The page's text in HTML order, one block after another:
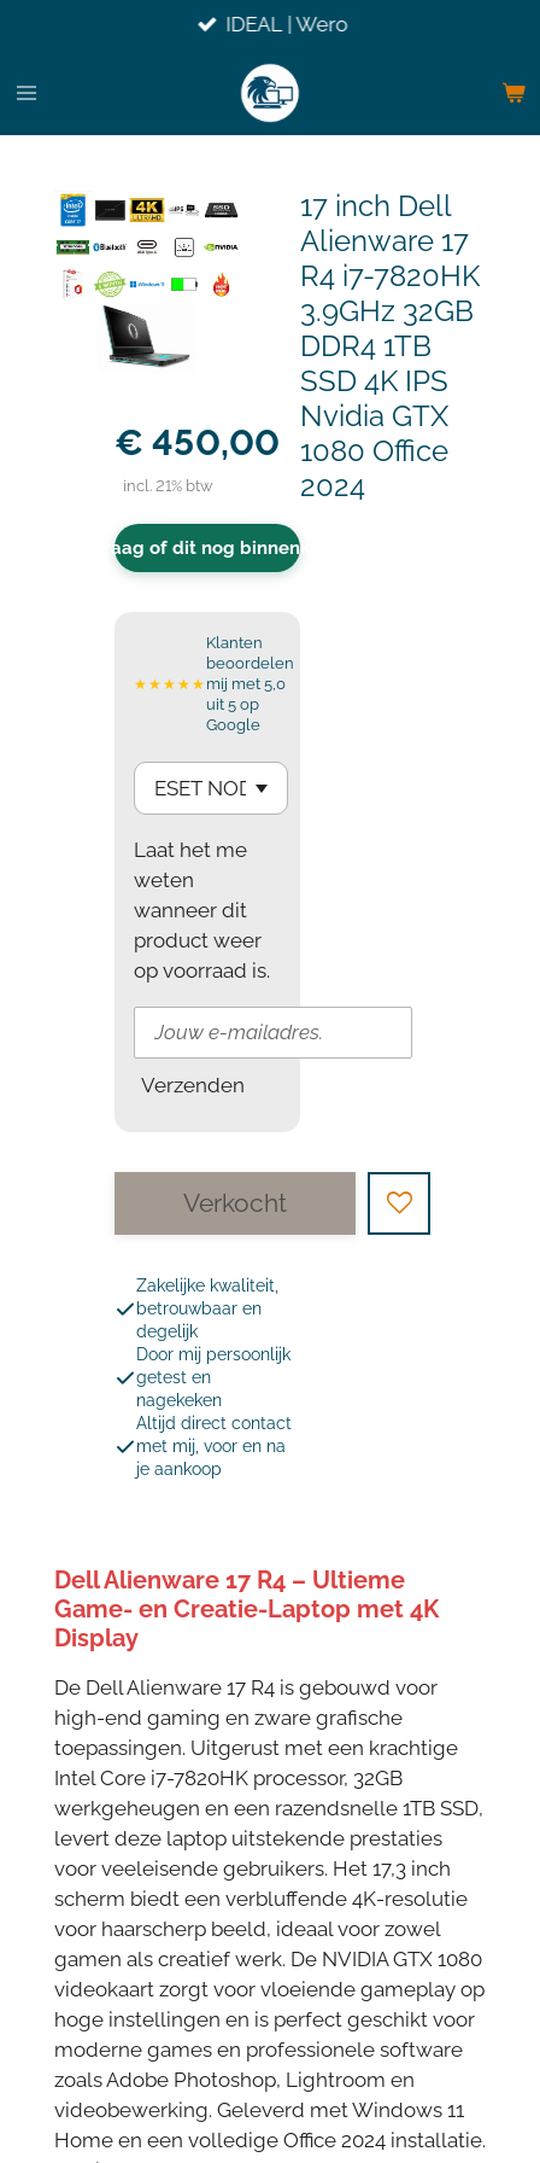
naar
IDEAL | Wero
17 inch Dell
Alienware 17
R4 i7-7820HK
3.9GHz 32GB
DDR4 1TB
SSD 4K IPS
Nvidia GTX
1080 Office
2024
€ 450,00
incl. 21% btw
Vraag of dit nog binnenkomt
★★★★★
Klanten
beoordelen
mij met 5,0
uit 5 op
Google
Laat het me
weten
wanneer dit
product weer
op voorraad is.
Verzenden
Verkocht
Zakelijke kwaliteit,
betrouwbaar en
degelijk
Door mij persoonlijk
getest en
nagekeken
Altijd direct contact
met mij, voor en na
je aankoop
Dell Alienware 17 R4 – Ultieme
Game- en Creatie-Laptop met 4K
Display
De Dell Alienware 17 R4 is gebouwd voor
high-end gaming en zware grafische
toepassingen. Uitgerust met een krachtige
Intel Core i7-7820HK processor, 32GB
werkgeheugen en een razendsnelle 1TB SSD,
levert deze laptop uitstekende prestaties
voor veeleisende gebruikers. Het 17,3 inch
scherm biedt een verbluffende 4K-resolutie
voor haarscherp beeld, ideaal voor zowel
gamen als creatief werk. De NVIDIA GTX 1080
videokaart zorgt voor vloeiende gameplay op
hoge instellingen en is perfect geschikt voor
moderne games en professionele software
zoals Adobe Photoshop, Lightroom en
videobewerking. Geleverd met Windows 11
Home en een volledige Office 2024 installatie.